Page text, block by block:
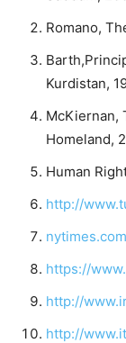
Romano,
Kurdistan,
McKiernan,
Homeland,
Human
http://
nytimes.com
https://
http://
http://